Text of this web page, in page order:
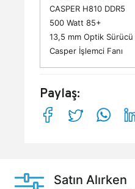
CASPER H810 DDR5
500 Watt 85+
13,5 mm Optik Sürücü
Casper İşlemci Fanı
Paylaş:
Satın Alırken